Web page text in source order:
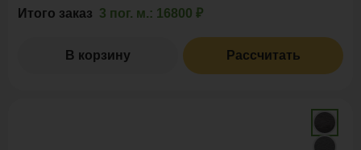
Итого заказ 3 пог. м.: 16800 ₽
В корзину Рассчитать